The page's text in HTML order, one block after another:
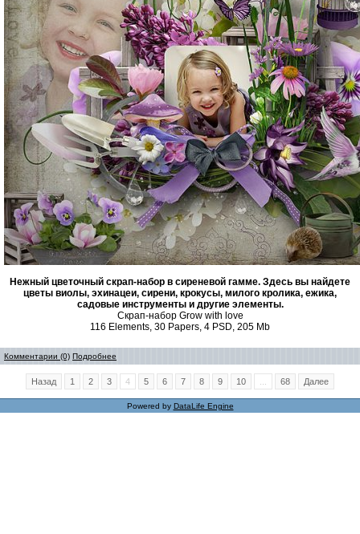
Нежный цветочный скрап-набор в сиреневой гамме. Здесь вы найдете
цветы виолы, эхинацеи, сирени, крокусы, милого кролика, ежика,
садовые инструменты и другие элементы.
Скрап-набор Grow with love
116 Elements, 30 Papers, 4 PSD, 205 Mb
Комментарии (0) Подробнее
Назад 1 2 3 4 5 6 7 8 9 10 68 Далее
Powered by DataLife Engine